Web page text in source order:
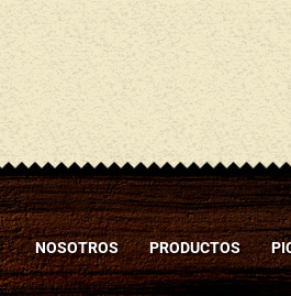
NOSOTROS PRODUCTOS